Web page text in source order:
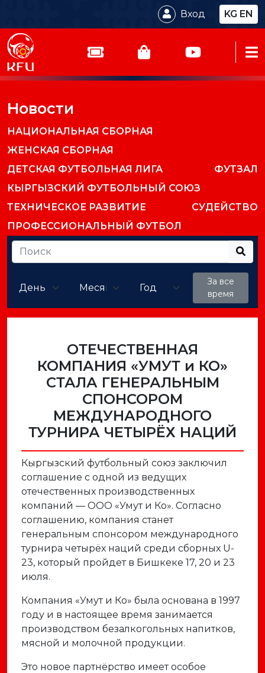
Вход KG EN
Новости
НАЦИОНАЛЬНАЯ СБОРНАЯ
ЖЕНСКАЯ СБОРНАЯ
ДЕТСКАЯ ФУТБОЛЬНАЯ ЛИГА
ФУТЗАЛ
КЫРГЫЗСКИЙ ФУТБОЛЬНЫЙ СОЮЗ
ТЕХНИЧЕСКОЕ РАЗВИТИЕ
СУДЕЙСТВО
ПРОФЕССИОНАЛЬНЫЙ ФУТБОЛ
За все
время
ОТЕЧЕСТВЕННАЯ
КОМПАНИЯ «УМУТ и КО»
СТАЛА ГЕНЕРАЛЬНЫМ
СПОНСОРОМ
МЕЖДУНАРОДНОГО
ТУРНИРА ЧЕТЫРЁХ НАЦИЙ
Кыргызский футбольный союз заключил
соглашение с одной из ведущих
отечественных производственных
компаний — ООО «Умут и Ко». Согласно
соглашению, компания станет
генеральным спонсором международного
турнира четырёх наций среди сборных U-
23, который пройдет в Бишкеке 17, 20 и 23
июля.
Компания «Умут и Ко» была основана в 1997
году и в настоящее время занимается
производством безалкогольных напитков,
мясной и молочной продукции.
Это новое партнёрство имеет особое